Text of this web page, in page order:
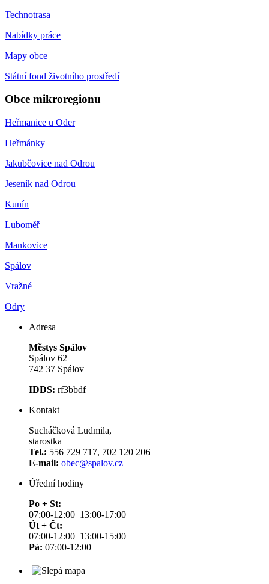
Technotrasa
Nabídky práce
Mapy obce
Státní fond životního prostředí
Obce mikroregionu
Heřmanice u Oder
Heřmánky
Jakubčovice nad Odrou
Jeseník nad Odrou
Kunín
Luboměř
Mankovice
Spálov
Vražné
Odry
Adresa
Městys Spálov
Spálov 62
742 37 Spálov
IDDS: rf3bbdf
Kontakt
Sucháčková Ludmila,
starostka
Tel.: 556 729 717, 702 120 206
E-mail: obec@spalov.cz
Úřední hodiny
Po + St:
07:00-12:00 13:00-17:00
Út + Čt:
07:00-12:00 13:00-15:00
Pá: 07:00-12:00